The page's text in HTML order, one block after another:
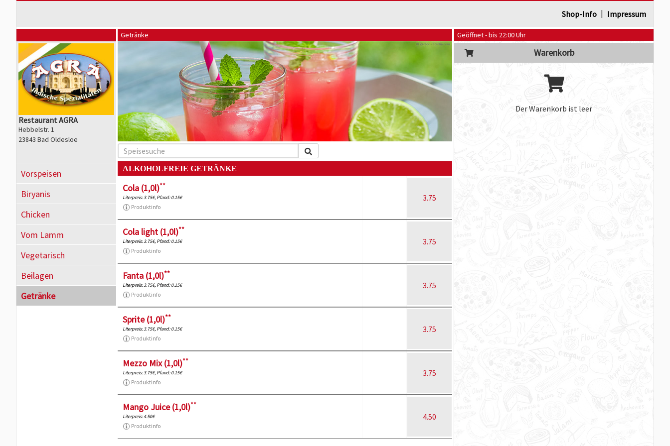
Shop-Info | Impressum
Geöffnet - bis 22:00 Uhr
Warenkorb
Der Warenkorb ist leer
Restaurant AGRA
Hebbelstr. 1
23843 Bad Oldesloe
Vorspeisen
Biryanis
Chicken
Vom Lamm
Vegetarisch
Beilagen
Getränke
Getränke
ALKOHOLFREIE GETRÄNKE
Cola (1,0l)**
Literpreis: 3.75€, Pfand: 0.15€
Produktinfo
3.75
Cola light (1,0l)**
Literpreis: 3.75€, Pfand: 0.15€
Produktinfo
3.75
Fanta (1,0l)**
Literpreis: 3.75€, Pfand: 0.15€
Produktinfo
3.75
Sprite (1,0l)**
Literpreis: 3.75€, Pfand: 0.15€
Produktinfo
3.75
Mezzo Mix (1,0l)**
Literpreis: 3.75€, Pfand: 0.15€
Produktinfo
3.75
Mango Juice (1,0l)**
Literpreis: 4.50€
Produktinfo
4.50